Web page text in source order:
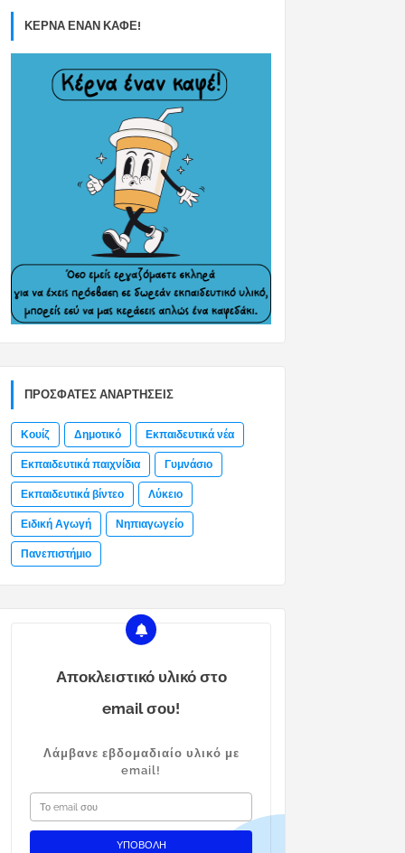
ΚΕΡΝΑ ΕΝΑΝ ΚΑΦΕ!
ΠΡΌΣΦΑΤΕΣ ΑΝΑΡΤΉΣΕΙΣ
Κουίζ Δημοτικό Εκπαιδευτικά νέα
Εκπαιδευτικά παιχνίδια Γυμνάσιο
Εκπαιδευτικά βίντεο Λύκειο
Ειδική Αγωγή Νηπιαγωγείο
Πανεπιστήμιο
Αποκλειστικό υλικό στο
email σου!
Λάμβανε εβδομαδιαίο υλικό με
email!